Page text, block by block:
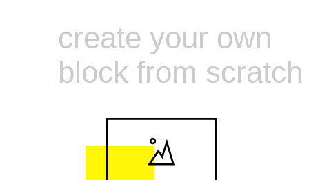
create your own
block from scratch